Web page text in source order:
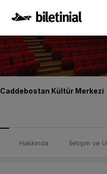
Caddebostan Kültür Merkezi
Hakkında İletişim ve